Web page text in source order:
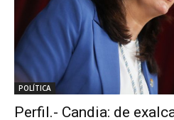
POLÍTICA
Perfil.- Candia: de